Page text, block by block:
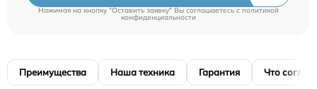
Нажимая на кнопку "Оставить заявку" Вы соглашаетесь c политикой
конфиденциальности
Преимущества Наша техника Гарантия Что